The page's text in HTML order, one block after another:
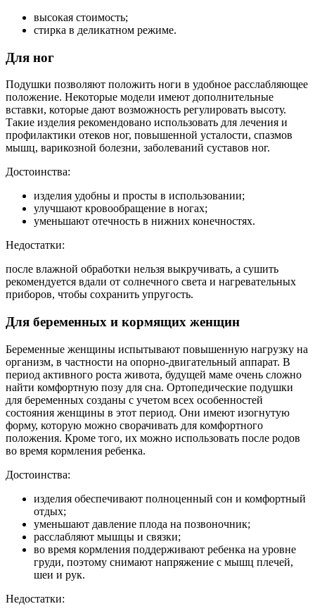
высокая стоимость;
стирка в деликатном режиме.
Для ног
Подушки позволяют положить ноги в удобное расслабляющее
положение. Некоторые модели имеют дополнительные
вставки, которые дают возможность регулировать высоту.
Такие изделия рекомендовано использовать для лечения и
профилактики отеков ног, повышенной усталости, спазмов
мышц, варикозной болезни, заболеваний суставов ног.
Достоинства:
изделия удобны и просты в использовании;
улучшают кровообращение в ногах;
уменьшают отечность в нижних конечностях.
Недостатки:
после влажной обработки нельзя выкручивать, а сушить
рекомендуется вдали от солнечного света и нагревательных
приборов, чтобы сохранить упругость.
Для беременных и кормящих женщин
Беременные женщины испытывают повышенную нагрузку на
организм, в частности на опорно-двигательный аппарат. В
период активного роста живота, будущей маме очень сложно
найти комфортную позу для сна. Ортопедические подушки
для беременных созданы с учетом всех особенностей
состояния женщины в этот период. Они имеют изогнутую
форму, которую можно сворачивать для комфортного
положения. Кроме того, их можно использовать после родов
во время кормления ребенка.
Достоинства:
изделия обеспечивают полноценный сон и комфортный
отдых;
уменьшают давление плода на позвоночник;
расслабляют мышцы и связки;
во время кормления поддерживают ребенка на уровне
груди, поэтому снимают напряжение с мышц плечей,
шеи и рук.
Недостатки: